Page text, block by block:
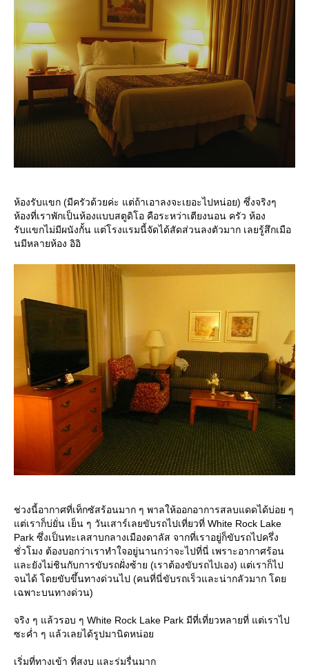
ห้องรับแขก (มีครัวด้วยค่ะ แต่ถ้าเอาลงจะเยอะไปหน่อย) ซึ่งจริงๆ
ห้องที่เราพักเป็นห้องแบบสตูดิโอ คือระหว่าเตียงนอน ครัว ห้อง
รับแขกไม่มีผนังกั้น แต่โรงแรมนี้จัดได้สัดส่วนลงตัวมาก เลยรู้สึกเมือ
นมีหลายห้อง อิอิ
ช่วงนี้อากาศที่เท็กซัสร้อนมาก ๆ พาลให้ออกอาการสลบแดดได้บ่อย ๆ
แต่เราก็บ่ยั่น เย็น ๆ วันเสาร์เลยขับรถไปเที่ยวที่ White Rock Lake
Park ซึ่งเป็นทะเลสาบกลางเมืองดาลัส จากที่เราอยู่ก็ขับรถไปครึ่ง
ชั่วโมง ต้องบอกว่าเราทำใจอยู่นานกว่าจะไปที่นี่ เพราะอากาศร้อน
และยังไม่ชินกับการขับรถฝั่งซ้าย (เราต้องขับรถไปเอง) แต่เราก็ไป
จนได้ โดยขับขึ้นทางด่วนไป (คนที่นี่ขับรถเร็วและน่ากลัวมาก โดย
เฉพาะบนทางด่วน)
จริง ๆ แล้วรอบ ๆ White Rock Lake Park มีที่เที่ยวหลายที่ แต่เราไป
ซะค่ำ ๆ แล้วเลยได้รูปมานิดหน่อย
เริ่มที่ทางเข้า ที่สงบ และร่มรื่นมาก